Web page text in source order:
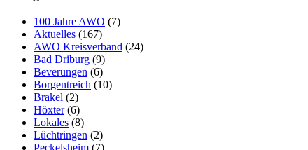
100 Jahre AWO (7)
Aktuelles (167)
AWO Kreisverband (24)
Bad Driburg (9)
Beverungen (6)
Borgentreich (10)
Brakel (2)
Höxter(6)
Lokales (8)
Lüchtringen (2)
Peckelsheim (7)